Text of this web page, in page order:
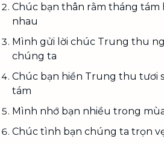
Chúc bạn thân rằm tháng tám
nhau
Mình gửi lời chúc Trung thu
chúng ta
Chúc bạn hiền Trung thu tươi
tám
Mình nhớ bạn nhiều trong
Chúc tình bạn chúng ta trọn